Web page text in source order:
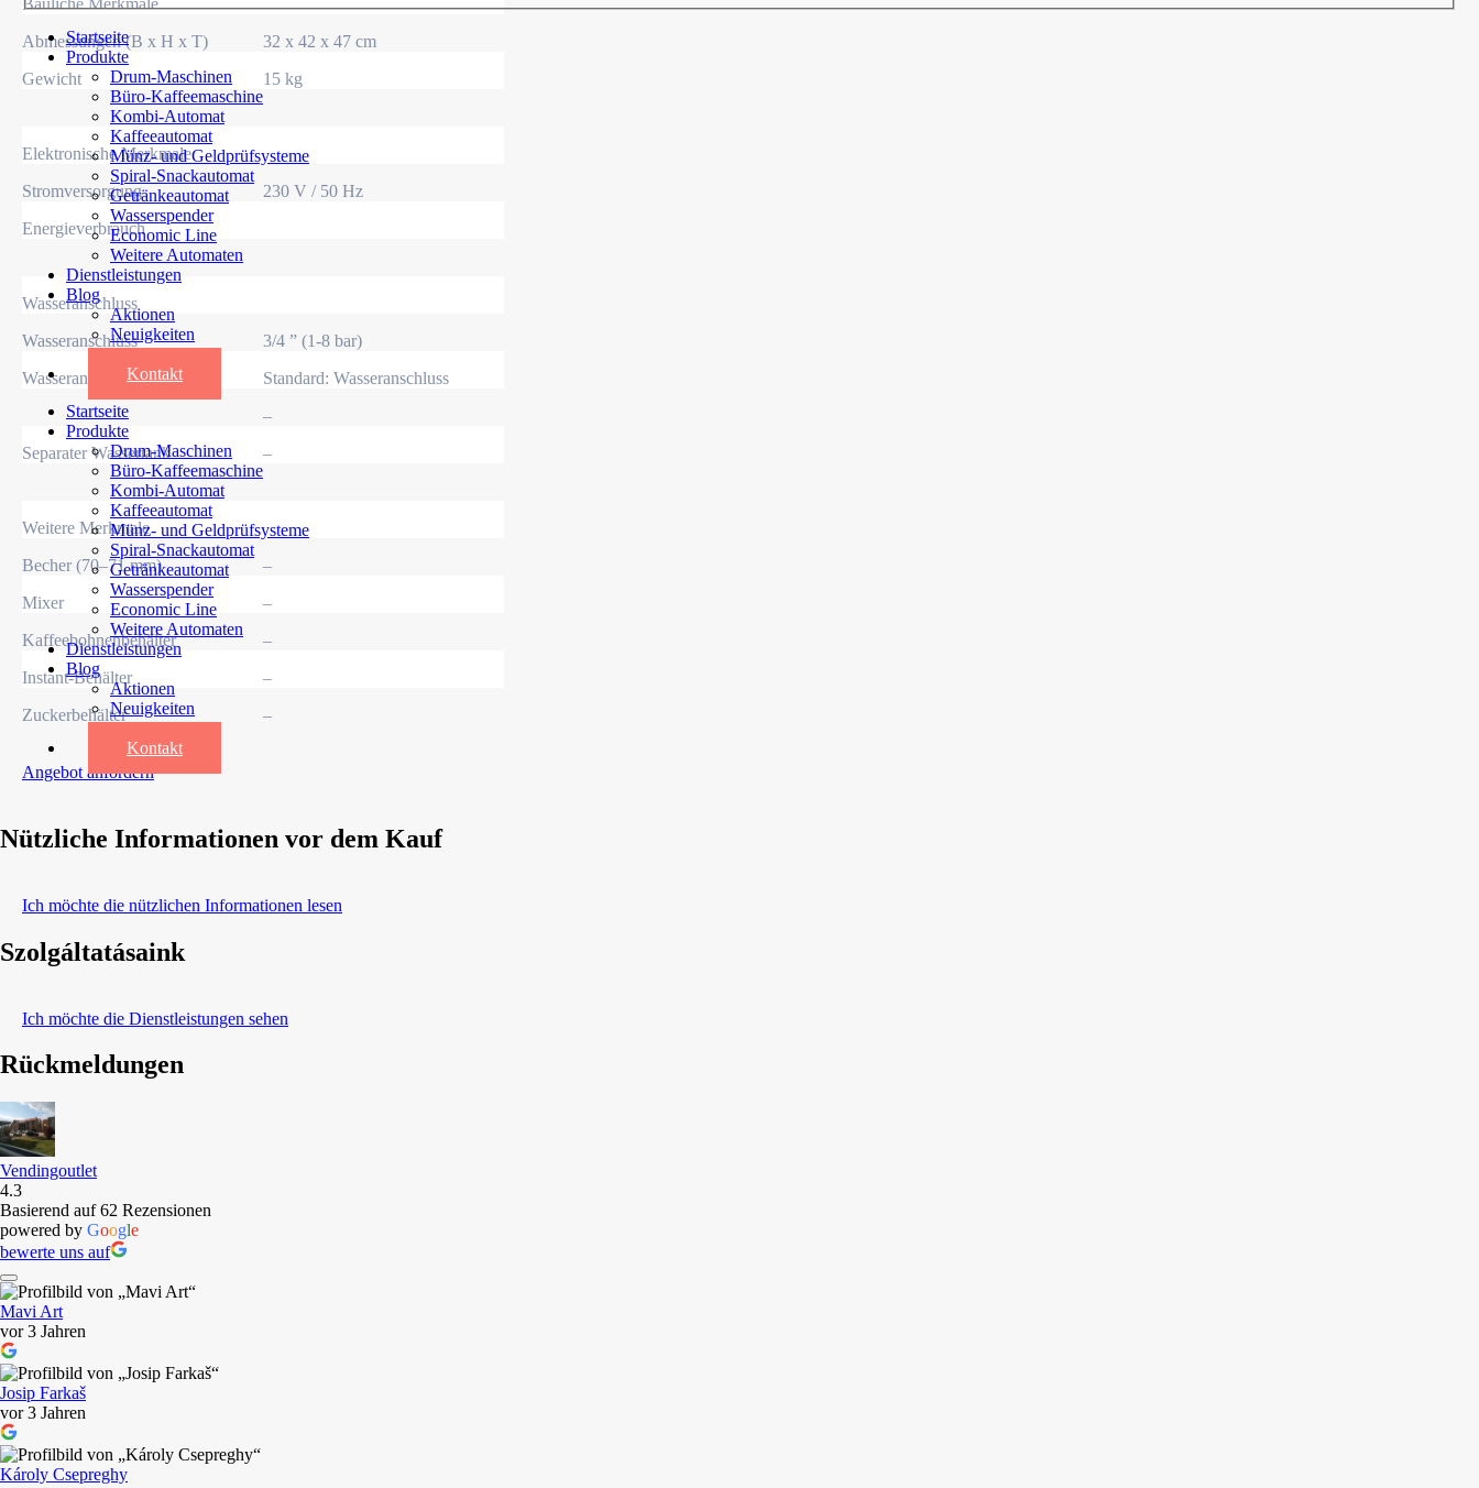
Startseite
Produkte
Drum-Maschinen
Büro-Kaffeemaschine
Kombi-Automat
Kaffeeautomat
Münz- und Geldprüfsysteme
Spiral-Snackautomat
Getränkeautomat
Wasserspender
Economic Line
Weitere Automaten
Dienstleistungen
Blog
Aktionen
Neuigkeiten
Informationen
Kontakt
Startseite
Produkte
Drum-Maschinen
Büro-Kaffeemaschine
Kombi-Automat
Kaffeeautomat
Münz- und Geldprüfsysteme
Spiral-Snackautomat
Getränkeautomat
Wasserspender
Economic Line
Weitere Automaten
Dienstleistungen
Blog
Aktionen
Neuigkeiten
Informationen
Kontakt
Bauliche Merkmale
Abmessungen (B x H x T)
32 x 42 x 47 cm
Gewicht
15 kg
Elektronische Merkmale
Stromversorgung
230 V / 50 Hz
Energieverbrauch
Wasseranschluss
Wasseranschluss
3/4 ” (1-8 bar)
Wasseranschluss
Standard: Wasseranschluss
–
Separater Wassertank
–
Weitere Merkmale
Becher (70–71 mm)
–
Mixer
–
Kaffeebohnenbehälter
–
Instant-Behälter
–
Zuckerbehälter
–
Angebot anfordern
Nützliche Informationen vor dem Kauf
Ich möchte die nützlichen Informationen lesen
Szolgáltatásaink
Ich möchte die Dienstleistungen sehen
Rückmeldungen
Vendingoutlet
4.3
Basierend auf 62 Rezensionen
powered by Google
bewerte uns auf
Mavi Art
vor 3 Jahren
Josip Farkaš
vor 3 Jahren
Károly Csepreghy